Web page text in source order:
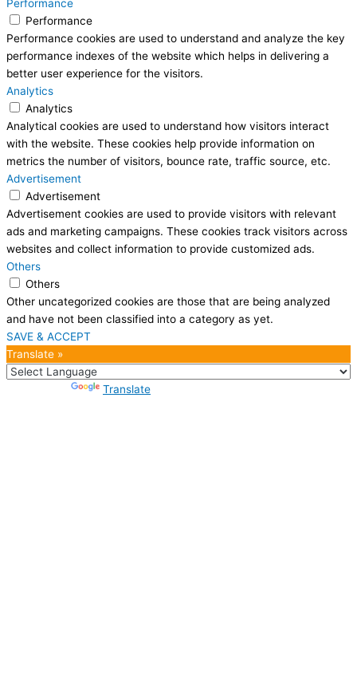
Performance
Performance
Performance cookies are used to understand and analyze the key
performance indexes of the website which helps in delivering a
better user experience for the visitors.
Analytics
Analytics
Analytical cookies are used to understand how visitors interact
with the website. These cookies help provide information on
metrics the number of visitors, bounce rate, traffic source, etc.
Advertisement
Advertisement
Advertisement cookies are used to provide visitors with relevant
ads and marketing campaigns. These cookies track visitors across
websites and collect information to provide customized ads.
Others
Others
Other uncategorized cookies are those that are being analyzed
and have not been classified into a category as yet.
SAVE & ACCEPT
Translate »
Translate